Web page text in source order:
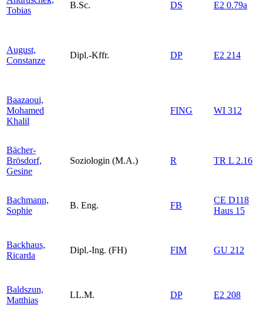
Tobias
B.Sc. DS E2 0.79a
August,
Constanze
Dipl.-Kffr. DP E2 214
Baazaoui,
Mohamed
Khalil
FING WI 312
Bächer-
Brösdorf,
Gesine
Soziologin (M.A.) R TR L 2.16
Bachmann,
Sophie
B. Eng. FB
CE D118
Haus 15
Backhaus,
Ricarda
Dipl.-Ing. (FH) FIM GU 212
Baldszun,
Matthias
LL.M. DP E2 208